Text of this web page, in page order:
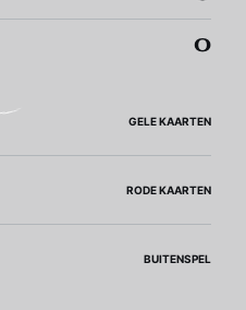
0
GELE KAARTEN
RODE KAARTEN
BUITENSPEL